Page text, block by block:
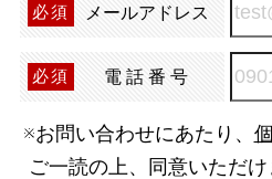
必須 メールアドレス
必須 電話番号
※お問い合わせにあたり、
ご一読の上、同意いただ